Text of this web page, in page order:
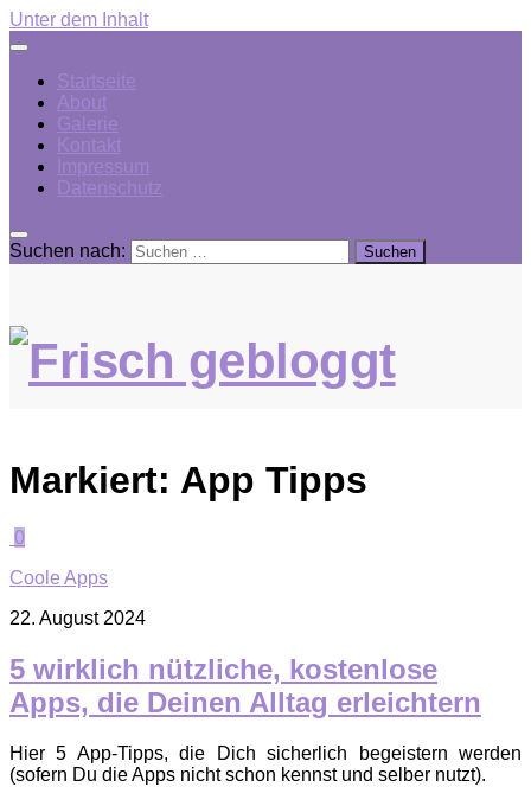
Unter dem Inhalt
Startseite
About
Galerie
Kontakt
Impressum
Datenschutz
Suchen nach:
Markiert: App Tipps
0
Coole Apps
22. August 2024
5 wirklich nützliche, kostenlose
Apps, die Deinen Alltag erleichtern
Hier 5 App-Tipps, die Dich sicherlich begeistern werden
(sofern Du die Apps nicht schon kennst und selber nutzt).